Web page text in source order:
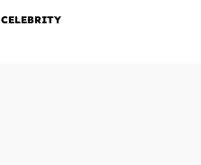
CELEBRITY